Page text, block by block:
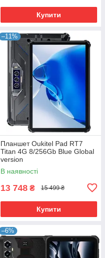
Купити
–11%
Планшет Oukitel Pad RT7
Titan 4G 8/256Gb Blue Global
version
В наявності
13 748 ₴ 15 499 ₴
Купити
–6%